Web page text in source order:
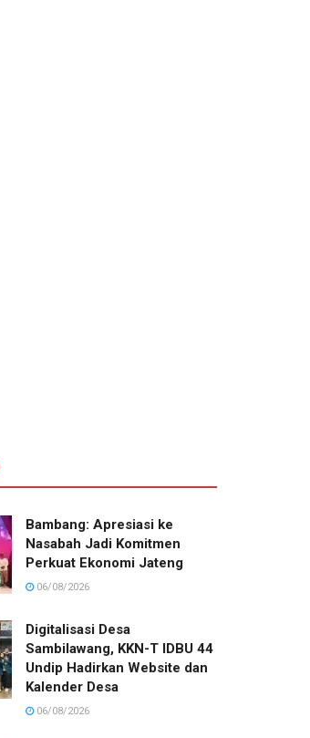
Bambang: Apresiasi ke
Nasabah Jadi Komitmen
Perkuat Ekonomi Jateng
06/08/2026
Digitalisasi Desa
Sambilawang, KKN-T IDBU 44
Undip Hadirkan Website dan
Kalender Desa
06/08/2026